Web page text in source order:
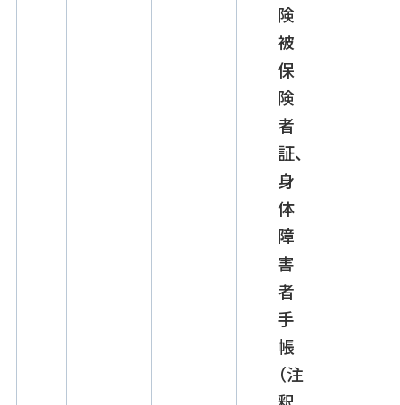
険
被
保
険
者
証、
身
体
障
害
者
手
帳
（注